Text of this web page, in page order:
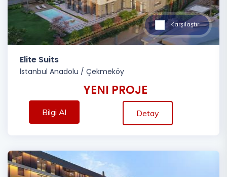
Karşılaştır
Elite Suits
İstanbul Anadolu / Çekmeköy
YENI PROJE
Bilgi Al Detay